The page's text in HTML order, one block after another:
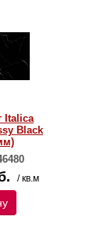
Italica
Black
/ кв.м